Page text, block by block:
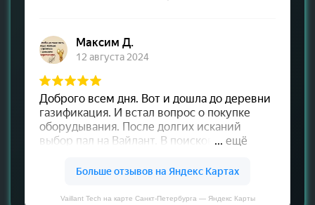
Vaillant Tech на карте Санкт‑Петербурга — Яндекс Карты